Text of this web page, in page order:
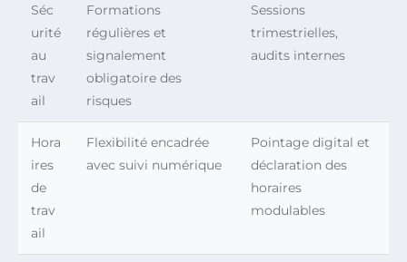
Séc
urité
au
trav
ail
Formations
régulières et
signalement
obligatoire des
risques
Sessions
trimestrielles,
audits internes
Hora
ires
de
trav
ail
Flexibilité encadrée
avec suivi numérique
Pointage digital et
déclaration des
horaires
modulables